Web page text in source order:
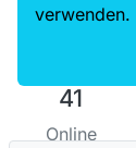
41
Online
verwenden.